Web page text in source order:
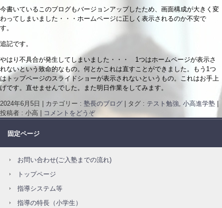
今書いているこのブログもバージョンアップしたため、画面構成が大きく変
わってしまいました・・・ホームページに正しく表示されるのか不安で
す。
追記です。
やはり不具合が発生してしまいました・・・ 1つはホームページが表示さ
れないという致命的なもの。何とかこれは直すことができました。もう1つ
はトップページのスライドショーが表示されないというもの。これはお手上
げです。直せませんでした。また明日作業をしてみます。
2024年6月5日 カテゴリー : 塾長のブログ タグ : テスト勉強 小高進学塾
投稿者 : 小高
コメントをどうぞ
固定ページ
お問い合わせ(ご入塾までの流れ)
トップページ
指導システム等
指導の特長（小学生）